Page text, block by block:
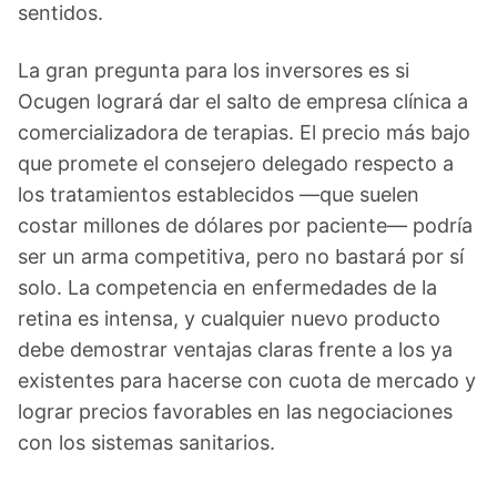
sentidos.
La gran pregunta para los inversores es si
Ocugen logrará dar el salto de empresa clínica a
comercializadora de terapias. El precio más bajo
que promete el consejero delegado respecto a
los tratamientos establecidos —que suelen
costar millones de dólares por paciente— podría
ser un arma competitiva, pero no bastará por sí
solo. La competencia en enfermedades de la
retina es intensa, y cualquier nuevo producto
debe demostrar ventajas claras frente a los ya
existentes para hacerse con cuota de mercado y
lograr precios favorables en las negociaciones
con los sistemas sanitarios.